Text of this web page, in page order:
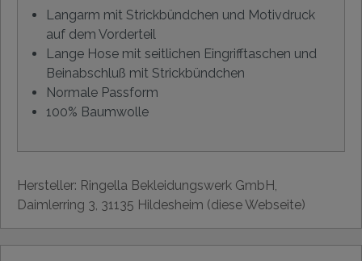
Langarm mit Strickbündchen und Motivdruck
auf dem Vorderteil
Lange Hose mit seitlichen Eingrifftaschen und
Beinabschluß mit Strickbündchen
Normale Passform
100% Baumwolle
Hersteller: Ringella Bekleidungswerk GmbH,
Daimlerring 3, 31135 Hildesheim (diese Webseite)